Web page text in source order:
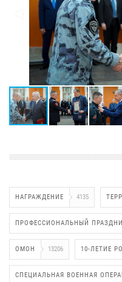
НАГРАЖДЕНИЕ 4135
ПРОФЕССИОНАЛЬНЫЙ
ОМОН 13206 10-ЛЕТИЕ
СПЕЦИАЛЬНАЯ ВОЕННАЯ